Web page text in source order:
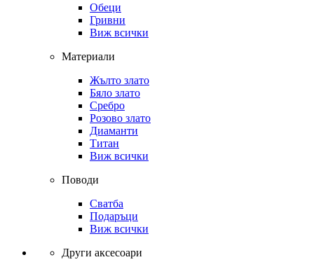
Обеци
Гривни
Виж всички
Материали
Жълто злато
Бяло злато
Сребро
Розово злато
Диаманти
Титан
Виж всички
Поводи
Сватба
Подаръци
Виж всички
Други аксесоари